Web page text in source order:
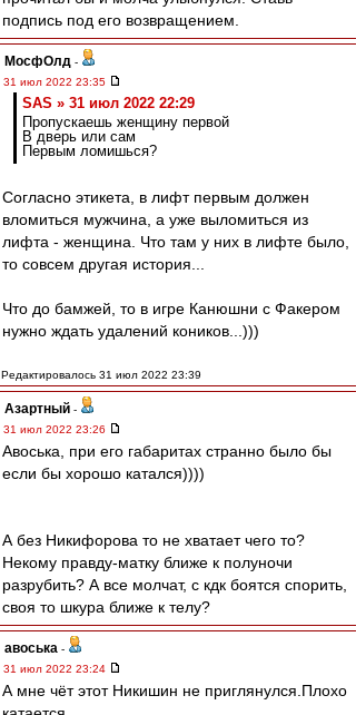
подпись под его возвращением.
МосфОлд -
31 июл 2022 23:35
SAS » 31 июл 2022 22:29
Пропускаешь женщину первой
В дверь или сам
Первым ломишься?
Согласно этикета, в лифт первым должен
вломиться мужчина, а уже выломиться из
лифта - женщина. Что там у них в лифте было,
то совсем другая история...
Что до бамжей, то в игре Канюшни с Факером
нужно ждать удалений коников...)))
Редактировалось 31 июл 2022 23:39
Азартный -
31 июл 2022 23:26
Авоська, при его габаритах странно было бы
если бы хорошо катался))))
А без Никифорова то не хватает чего то?
Некому правду-матку ближе к полуночи
разрубить? А все молчат, с кдк боятся спорить,
своя то шкура ближе к телу?
авоська -
31 июл 2022 23:24
А мне чёт этот Никишин не приглянулся.Плохо